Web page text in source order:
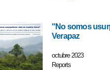
"No somos
Verapaz
octubre 2023
Reports